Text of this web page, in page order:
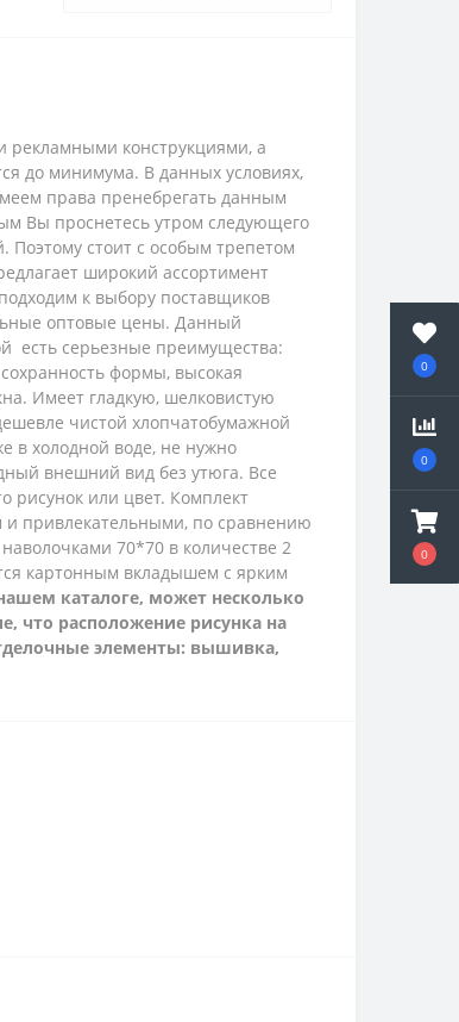
0
0
0
рекламными конструкциями, а
до минимума. В данных условиях,
права пренебрегать данным
Вы проснетесь утром следующего
Поэтому стоит с особым трепетом
широкий ассортимент
к выбору поставщиков
оптовые цены. Данный
есть серьезные преимущества:
сохранность формы, высокая
Имеет гладкую, шелковистую
чистой хлопчатобумажной
в холодной воде, не нужно
внешний вид без утюга. Все
рисунок или цвет. Комплект
и привлекательными, по сравнению
70*70 в количестве 2
картонным вкладышем с ярким
каталоге, может несколько
что расположение рисунка на
элементы: вышивка,